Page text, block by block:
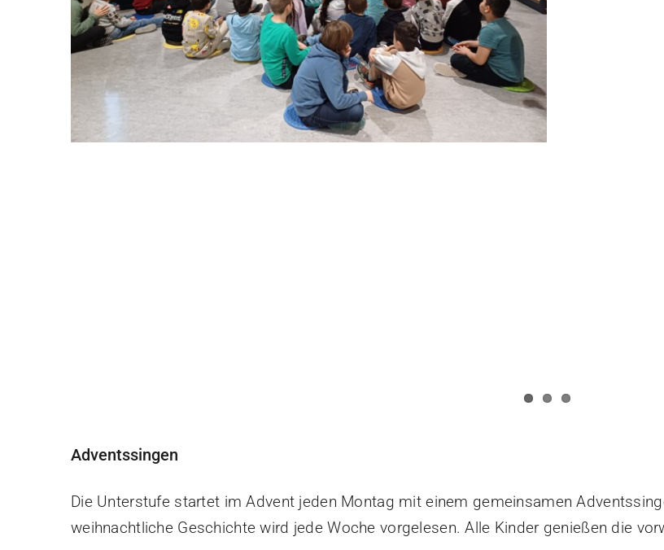
Adventssingen
Die Unterstufe startet im Advent jeden Montag mit einem gemeinsamen
weihnachtliche Geschichte wird jede Woche vorgelesen. Alle Kinder genießen die